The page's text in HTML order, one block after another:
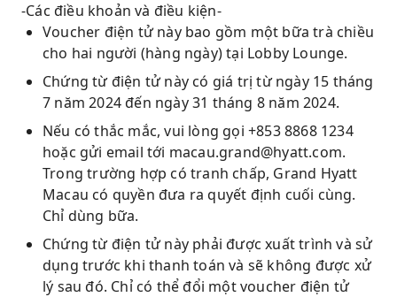
-Các điều khoản và điều kiện-
Voucher điện tử này bao gồm một bữa trà chiều
cho hai người (hàng ngày) tại Lobby Lounge.
Chứng từ điện tử này có giá trị từ ngày 15 tháng
7 năm 2024 đến ngày 31 tháng 8 năm 2024.
Nếu có thắc mắc, vui lòng gọi +853 8868 1234
hoặc gửi email tới macau.grand@hyatt.com.
Trong trường hợp có tranh chấp, Grand Hyatt
Macau có quyền đưa ra quyết định cuối cùng.
Chỉ dùng bữa. ‬‬‬‬‬‬‬‬‬‬‬‬‬‬‬‬‬‬‬‬‬‬‬‬‬‬‬‬‬‬‬‬‬‬‬‬‬‬‬‬‬‬‬
Chứng từ điện tử này phải được xuất trình và sử
dụng trước khi thanh toán và sẽ không được xử
lý sau đó. Chỉ có thể đổi một voucher điện tử